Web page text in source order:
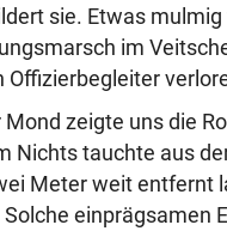
sie. Etwas
im
Offizierbegleiter
zeigte uns die
Nichts tauchte aus
Meter weit entfernt
einprägsamen